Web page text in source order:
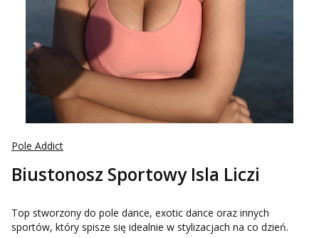
Pole Addict
Biustonosz Sportowy Isla Liczi
Top stworzony do pole dance, exotic dance oraz innych
sportów, który spisze się idealnie w stylizacjach na co dzień.